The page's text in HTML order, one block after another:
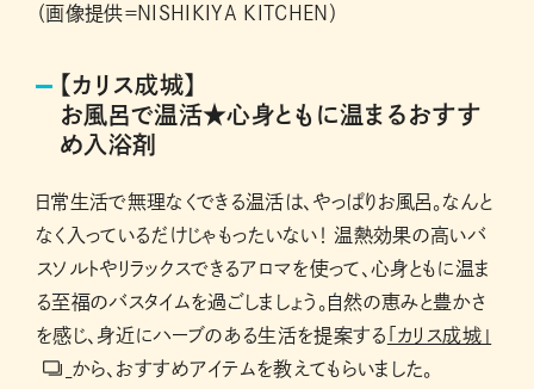
（画像提供＝NISHIKIYA KITCHEN）
【カリス成城】
お風呂で温活★心身ともに温まるおすす
め入浴剤
日常生活で無理なくできる温活は、やっぱりお風呂。なんと
なく入っているだけじゃもったいない！ 温熱効果の高いバ
スソルトやリラックスできるアロマを使って、心身ともに温ま
る至福のバスタイムを過ごしましょう。自然の恵みと豊かさ
を感じ、身近にハーブのある生活を提案する
「カリス成城」
から、おすすめアイテムを教えてもらいました。